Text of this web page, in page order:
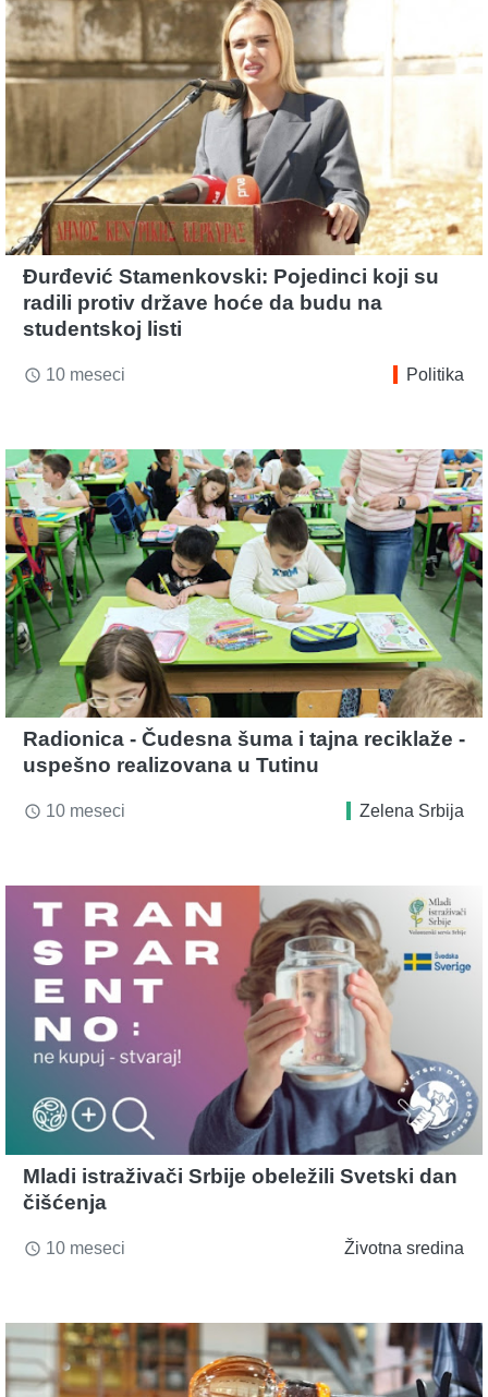
Đurđević Stamenkovski: Pojedinci koji su
radili protiv države hoće da budu na
studentskoj listi
access_time 10 meseci Politika
Radionica - Čudesna šuma i tajna reciklaže -
uspešno realizovana u Tutinu
access_time 10 meseci Zelena Srbija
Mladi istraživači Srbije obeležili Svetski dan
čišćenja
access_time 10 meseci Životna sredina